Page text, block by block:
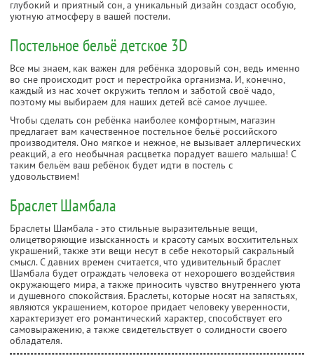
глубокий и приятный сон, а уникальный дизайн создаст особую,
уютную атмосферу в вашей постели.
Постельное бельё детское 3D
Все мы знаем, как важен для ребёнка здоровый сон, ведь именно
во сне происходит рост и перестройка организма. И, конечно,
каждый из нас хочет окружить теплом и заботой своё чадо,
поэтому мы выбираем для наших детей всё самое лучшее.
Чтобы сделать сон ребёнка наиболее комфортным, магазин
предлагает вам качественное постельное бельё российского
производителя. Оно мягкое и нежное, не вызывает аллергических
реакций, а его необычная расцветка порадует вашего малыша! С
таким бельём ваш ребёнок будет идти в постель с
удовольствием!
Браслет Шамбала
Браслеты Шамбала - это стильные выразительные вещи,
олицетворяющие изысканность и красоту самых восхитительных
украшений, также эти вещи несут в себе некоторый сакральный
смысл. С давних времен считается, что удивительный браслет
Шамбала будет ограждать человека от нехорошего воздействия
окружающего мира, а также приносить чувство внутреннего уюта
и душевного спокойствия. Браслеты, которые носят на запястьях,
являются украшением, которое придает человеку уверенности,
характеризует его романтический характер, способствует его
самовыражению, а также свидетельствует о солидности своего
обладателя.